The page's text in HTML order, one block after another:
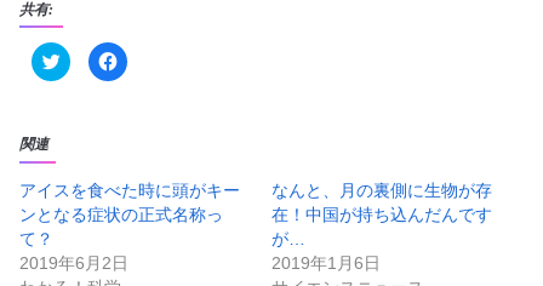
共有:
ク
リ
t
t
e
共
有
F
a
共
有
す
は
ク
関連
アイスを食べた時に頭がキー
ンとなる症状の正式名称っ
て？
2019年6月2日
なんと、月の裏側に生物が存
在！中国が持ち込んだんです
が…
2019年1月6日